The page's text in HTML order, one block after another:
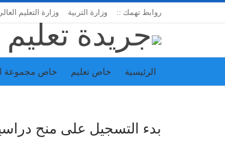
روابط تهمك :: وزارة التربية وزارة التعليم
الرئيسية خاص تعليم خاص مجموعة
بدء التسجيل على منح